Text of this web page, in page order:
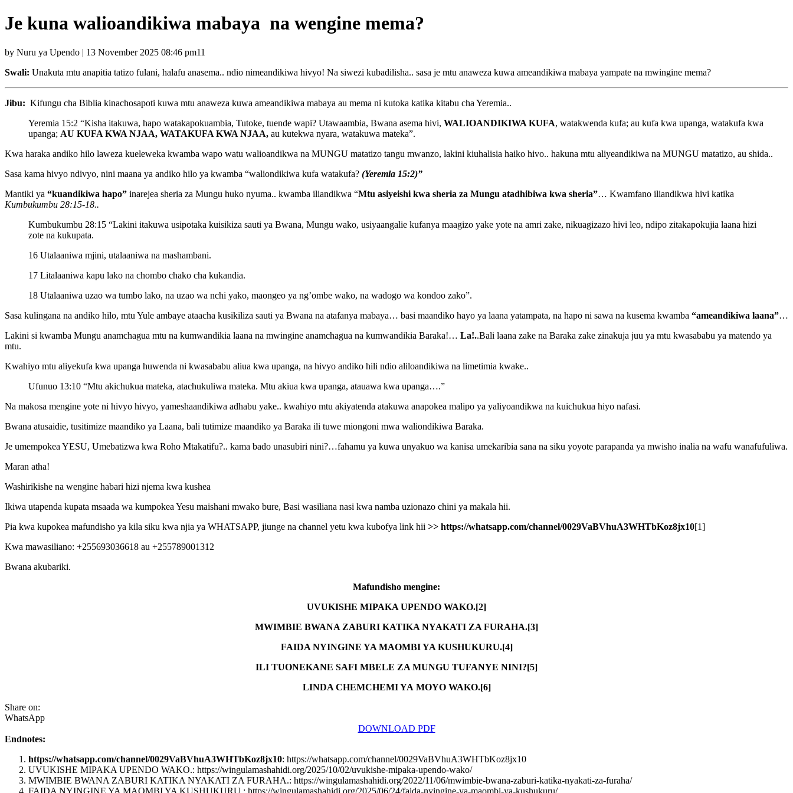
Je kuna walioandikiwa mabaya na wengine mema?
by Nuru ya Upendo | 13 November 2025 08:46 pm11
Swali: Unakuta mtu anapitia tatizo fulani, halafu anasema.. ndio nimeandikiwa hivyo! Na siwezi kubadilisha.. sasa je mtu anaweza kuwa ameandikiwa mabaya yampate na mwingine mema?
Jibu: Kifungu cha Biblia kinachosapoti kuwa mtu anaweza kuwa ameandikiwa mabaya au mema ni kutoka katika kitabu cha Yeremia..
Yeremia 15:2 “Kisha itakuwa, hapo watakapokuambia, Tutoke, tuende wapi? Utawaambia, Bwana asema hivi, WALIOANDIKIWA KUFA, watakwenda kufa; au kufa kwa upanga, watakufa kwa
upanga; AU KUFA KWA NJAA, WATAKUFA KWA NJAA, au kutekwa nyara, watakuwa mateka”.
Kwa haraka andiko hilo laweza kueleweka kwamba wapo watu walioandikwa na MUNGU matatizo tangu mwanzo, lakini kiuhalisia haiko hivo.. hakuna mtu aliyeandikiwa na MUNGU matatizo, au shida..
Sasa kama hivyo ndivyo, nini maana ya andiko hilo ya kwamba “waliondikiwa kufa watakufa? (Yeremia 15:2)”
Mantiki ya “kuandikiwa hapo” inarejea sheria za Mungu huko nyuma.. kwamba iliandikwa “Mtu asiyeishi kwa sheria za Mungu atadhibiwa kwa sheria”… Kwamfano iliandikwa hivi katika
Kumbukumbu 28:15-18..
Kumbukumbu 28:15 “Lakini itakuwa usipotaka kuisikiza sauti ya Bwana, Mungu wako, usiyaangalie kufanya maagizo yake yote na amri zake, nikuagizazo hivi leo, ndipo zitakapokujia laana hizi
zote na kukupata.
16 Utalaaniwa mjini, utalaaniwa na mashambani.
17 Litalaaniwa kapu lako na chombo chako cha kukandia.
18 Utalaaniwa uzao wa tumbo lako, na uzao wa nchi yako, maongeo ya ng’ombe wako, na wadogo wa kondoo zako”.
Sasa kulingana na andiko hilo, mtu Yule ambaye ataacha kusikiliza sauti ya Bwana na atafanya mabaya… basi maandiko hayo ya laana yatampata, na hapo ni sawa na kusema kwamba “ameandikiwa laana”…
Lakini si kwamba Mungu anamchagua mtu na kumwandikia laana na mwingine anamchagua na kumwandikia Baraka!… La!..Bali laana zake na Baraka zake zinakuja juu ya mtu kwasababu ya matendo ya
mtu.
Kwahiyo mtu aliyekufa kwa upanga huwenda ni kwasababu aliua kwa upanga, na hivyo andiko hili ndio aliloandikiwa na limetimia kwake..
Ufunuo 13:10 “Mtu akichukua mateka, atachukuliwa mateka. Mtu akiua kwa upanga, atauawa kwa upanga….”
Na makosa mengine yote ni hivyo hivyo, yameshaandikiwa adhabu yake.. kwahiyo mtu akiyatenda atakuwa anapokea malipo ya yaliyoandikwa na kuichukua hiyo nafasi.
Bwana atusaidie, tusitimize maandiko ya Laana, bali tutimize maandiko ya Baraka ili tuwe miongoni mwa waliondikiwa Baraka.
Je umempokea YESU, Umebatizwa kwa Roho Mtakatifu?.. kama bado unasubiri nini?…fahamu ya kuwa unyakuo wa kanisa umekaribia sana na siku yoyote parapanda ya mwisho inalia na wafu wanafufuliwa.
Maran atha!
Washirikishe na wengine habari hizi njema kwa kushea
Ikiwa utapenda kupata msaada wa kumpokea Yesu maishani mwako bure, Basi wasiliana nasi kwa namba uzionazo chini ya makala hii.
Pia kwa kupokea mafundisho ya kila siku kwa njia ya WHATSAPP, jiunge na channel yetu kwa kubofya link hii >> https://whatsapp.com/channel/0029VaBVhuA3WHTbKoz8jx10[1]
Kwa mawasiliano: +255693036618 au +255789001312
Bwana akubariki.
Mafundisho mengine:
UVUKISHE MIPAKA UPENDO WAKO.[2]
MWIMBIE BWANA ZABURI KATIKA NYAKATI ZA FURAHA.[3]
FAIDA NYINGINE YA MAOMBI YA KUSHUKURU.[4]
ILI TUONEKANE SAFI MBELE ZA MUNGU TUFANYE NINI?[5]
LINDA CHEMCHEMI YA MOYO WAKO.[6]
Share on:
WhatsApp
DOWNLOAD PDF
Endnotes:
https://whatsapp.com/channel/0029VaBVhuA3WHTbKoz8jx10: https://whatsapp.com/channel/0029VaBVhuA3WHTbKoz8jx10
UVUKISHE MIPAKA UPENDO WAKO.: https://wingulamashahidi.org/2025/10/02/uvukishe-mipaka-upendo-wako/
MWIMBIE BWANA ZABURI KATIKA NYAKATI ZA FURAHA.: https://wingulamashahidi.org/2022/11/06/mwimbie-bwana-zaburi-katika-nyakati-za-furaha/
FAIDA NYINGINE YA MAOMBI YA KUSHUKURU.: https://wingulamashahidi.org/2025/06/24/faida-nyingine-ya-maombi-ya-kushukuru/